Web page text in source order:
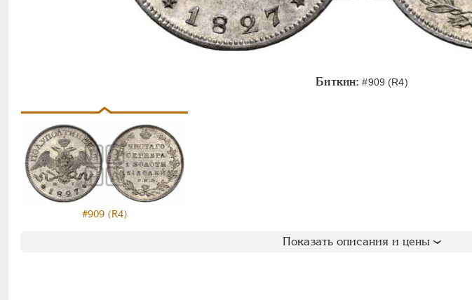
Биткин: #909 (R4)
#909 (R4)
Показать описания и цены